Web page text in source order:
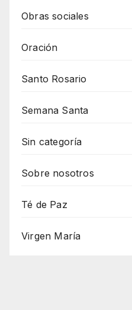
Obras sociales
Oración
Santo Rosario
Semana Santa
Sin categoría
Sobre nosotros
Té de Paz
Virgen María